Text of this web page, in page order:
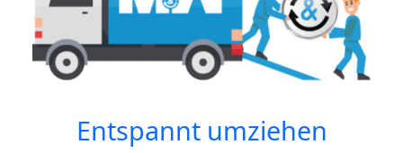
Entspannt umziehen